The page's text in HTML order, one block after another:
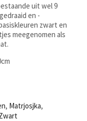
uit wel 9
en -
zwart en
meegenomen als
, Matrjosjka,